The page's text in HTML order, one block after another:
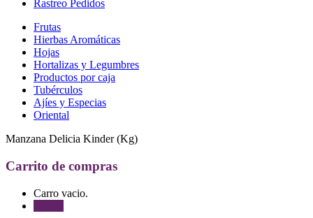
Rastreo Pedidos
Frutas
Hierbas Aromáticas
Hojas
Hortalizas y Legumbres
Productos por caja
Tubérculos
Ajíes y Especias
Oriental
Manzana Delicia Kinder (Kg)
Carrito de compras
Carro vacio.